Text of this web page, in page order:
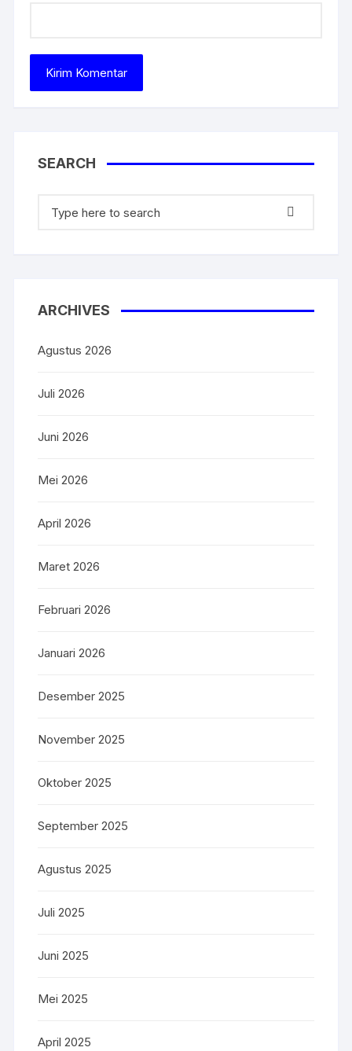
SEARCH
ARCHIVES
Agustus 2026
Juli 2026
Juni 2026
Mei 2026
April 2026
Maret 2026
Februari 2026
Januari 2026
Desember 2025
November 2025
Oktober 2025
September 2025
Agustus 2025
Juli 2025
Juni 2025
Mei 2025
April 2025